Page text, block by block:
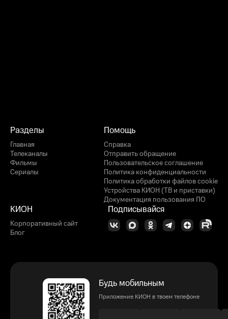
Разделы
Главная
Телеканалы
Фильмы
Сериалы
Помощь
Справка
Отправить обращение
Пользовательское соглашение
Политика конфиденциальности
Политика обработки файлов cookie
Устройства КИОН (ТВ и приставки)
Документация пользования ПО
КИОН
Корпоративный сайт
Блог
Подписывайся
Будь мобильным
Приложение КИОН в твоем телефоне